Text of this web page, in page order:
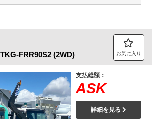
TKG-FRR90S2 (2WD) お気に入り
支払総額：
ASK
詳細を見る